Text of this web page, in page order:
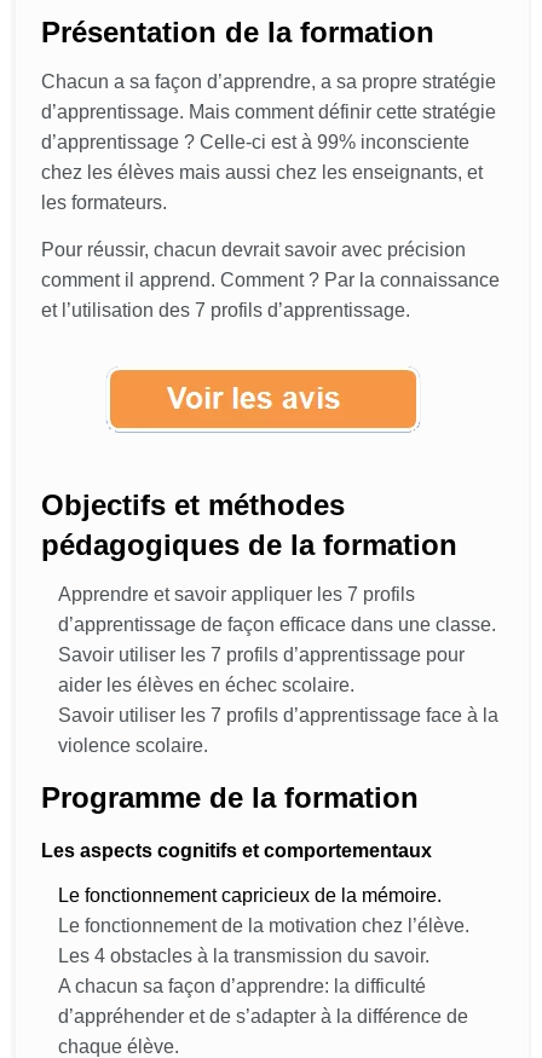
Présentation de la formation
Chacun a sa façon d’apprendre, a sa propre stratégie
d’apprentissage. Mais comment définir cette stratégie
d’apprentissage ? Celle-ci est à 99% inconsciente
chez les élèves mais aussi chez les enseignants, et
les formateurs.
Pour réussir, chacun devrait savoir avec précision
comment il apprend. Comment ? Par la connaissance
et l’utilisation des 7 profils d’apprentissage.
Objectifs et méthodes
pédagogiques de la formation
Apprendre et savoir appliquer les 7 profils
d’apprentissage de façon efficace dans une classe.
Savoir utiliser les 7 profils d’apprentissage pour
aider les élèves en échec scolaire.
Savoir utiliser les 7 profils d’apprentissage face à la
violence scolaire.
Programme de la formation
Les aspects cognitifs et comportementaux
Le fonctionnement capricieux de la mémoire.
Le fonctionnement de la motivation chez l’élève.
Les 4 obstacles à la transmission du savoir.
A chacun sa façon d’apprendre: la difficulté
d’appréhender et de s’adapter à la différence de
chaque élève.